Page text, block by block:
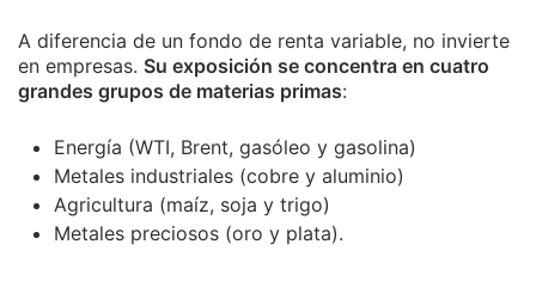
A diferencia de un fondo de renta variable, no invierte
en empresas. Su exposición se concentra en cuatro
grandes grupos de materias primas:
Energía (WTI, Brent, gasóleo y gasolina)
Metales industriales (cobre y aluminio)
Agricultura (maíz, soja y trigo)
Metales preciosos (oro y plata).